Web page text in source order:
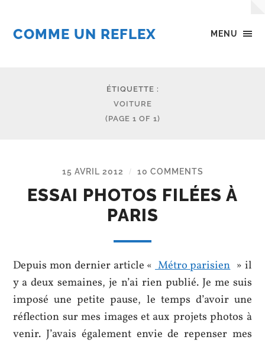
MENU
COMME UN REFLEX
ÉTIQUETTE :
VOITURE
(PAGE 1 OF 1)
15 AVRIL 2012 / 10 COMMENTS
ESSAI PHOTOS FILÉES À
PARIS
Depuis mon dernier article « Métro parisien» il
y a deux semaines, je n’ai rien publié. Je me suis
imposé une petite pause, le temps d’avoir une
réflection sur mes images et aux projets photos à
venir. J’avais également envie de repenser mes